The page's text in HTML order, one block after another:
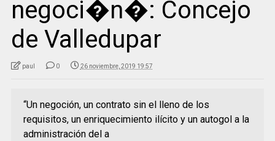
negoci�n�: Concejo
de Valledupar
paul 0 26 noviembre, 2019 19:57
“Un negoción, un contrato sin el lleno de los
requisitos, un enriquecimiento ilícito y un autogol a la
administración del a